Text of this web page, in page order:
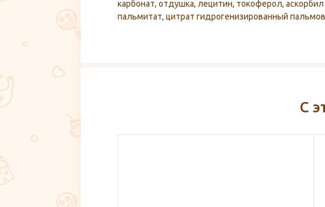
карбонат, отдушка, лецитин, токоферол, аскорбил
пальмитат, цитрат гидрогенизированный
С